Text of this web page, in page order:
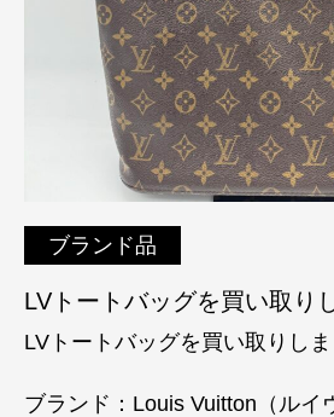
ブランド品
LVトートバッグを買い取り
LVトートバッグを買い取りしま
ブランド：Louis Vuitton（ルイ